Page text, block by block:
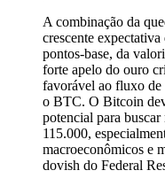
A combinação da
crescente
pontos-base, da
forte apelo do ouro
favorável ao fluxo de
o BTC. O Bitcoin
potencial para
115.000,
macroeconômicos e
dovish do Federal